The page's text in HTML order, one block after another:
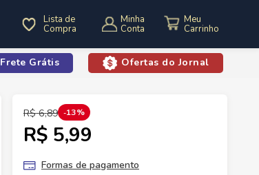
Lista de
Compra
Minha
Conta
Frete Grátis Ofertas do Jornal
R$ 6,89 13%
R$ 5,99
Formas de pagamento